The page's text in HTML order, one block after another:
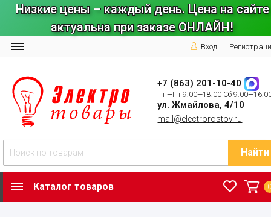
Низкие цены – каждый день. Цена на сайте
актуальна при заказе ОНЛАЙН!
Вход
+7 (863) 201-10-40
Пн—Пт 9:00—18:00 Сб
ул. Жмайлова, 4/10
mail@electrorostov.ru
Найти
Каталог товаров